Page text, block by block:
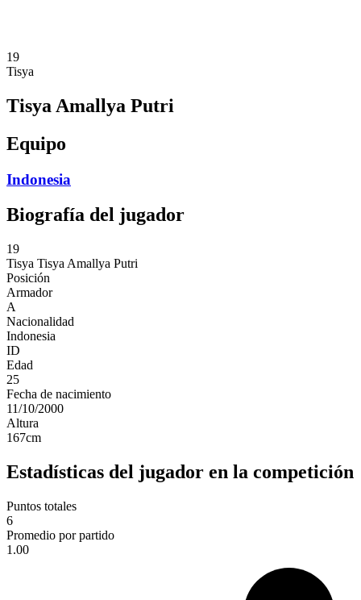
19
Tisya
Tisya Amallya Putri
Equipo
Indonesia
Biografía del jugador
19
Tisya Tisya Amallya Putri
Posición
Armador
A
Nacionalidad
Indonesia
ID
Edad
25
Fecha de nacimiento
11/10/2000
Altura
167cm
Estadísticas del jugador en la competición
Puntos totales
6
Promedio por partido
1.00